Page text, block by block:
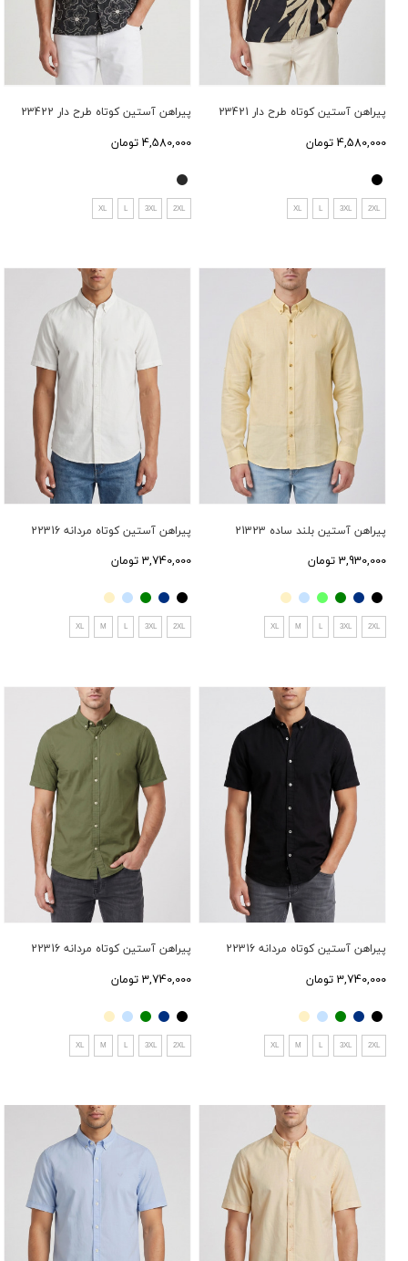
پیراهن آستین کوتاه طرح دار 23421
4,580,000 تومان
2XL
3XL
L
XL
پیراهن آستین کوتاه طرح دار 23422
4,580,000 تومان
2XL
3XL
L
XL
پیراهن آستین بلند ساده 21323
3,930,000 تومان
2XL
3XL
L
M
XL
پیراهن آستین کوتاه مردانه 22316
3,740,000 تومان
2XL
3XL
L
M
XL
پیراهن آستین کوتاه مردانه 22316
3,740,000 تومان
2XL
3XL
L
M
XL
پیراهن آستین کوتاه مردانه 22316
3,740,000 تومان
2XL
3XL
L
M
XL